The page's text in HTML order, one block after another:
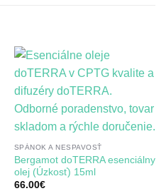
SPÁNOK A NESPAVOSŤ
Bergamot doTERRA esenciálny
olej (Úzkosť) 15ml
66.00€